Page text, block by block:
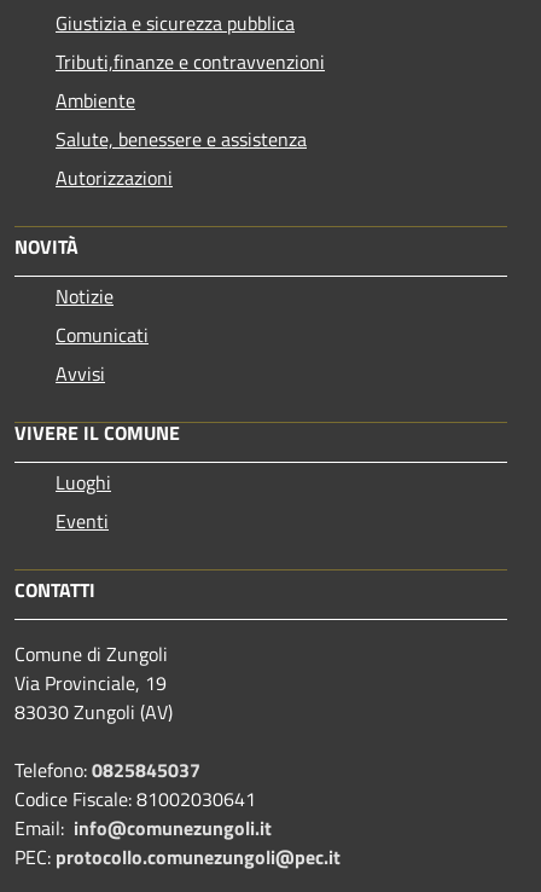
Giustizia e sicurezza pubblica
Tributi,finanze e contravvenzioni
Ambiente
Salute, benessere e assistenza
Autorizzazioni
NOVITÀ
Notizie
Comunicati
Avvisi
VIVERE IL COMUNE
Luoghi
Eventi
CONTATTI
Comune di Zungoli
Via Provinciale, 19
83030 Zungoli (AV)
Telefono:0825845037
Codice Fiscale: 81002030641
Email: info@comunezungoli.it
PEC: protocollo.comunezungoli@pec.it